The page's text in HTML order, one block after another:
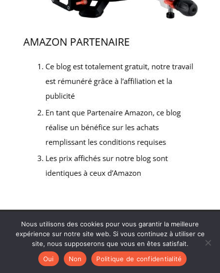
Politique de confidentialité
Mentions légales
Contact
Tous droits réservés - Ébénisterie du Lubéron 2026
Nous utilisons des cookies pour vous garantir la meilleure
expérience sur notre site web. Si vous continuez à utiliser ce
site, nous supposerons que vous en êtes satisfait.
Oui
Non Politique de confidentialité